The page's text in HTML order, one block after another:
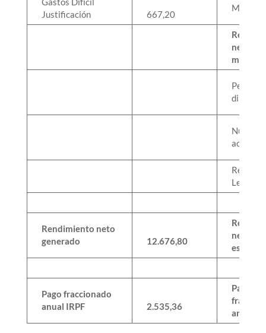
Justificación
667,20
neto
Pequeña
Nueva
Legal
Rendimiento neto
generado
12.676,80
neto
Pago fraccionado
anual IRPF
2.535,36
Pago
anual